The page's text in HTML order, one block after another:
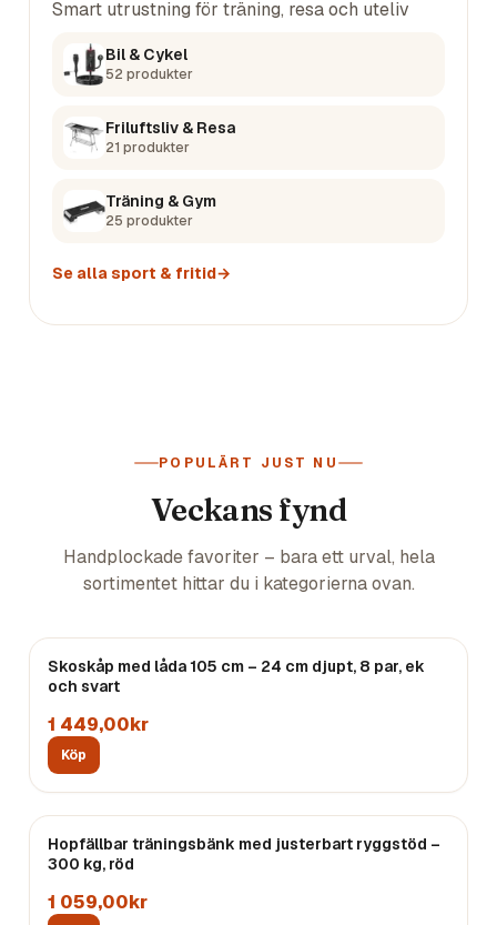
Smart utrustning för träning, resa och uteliv
Bil & Cykel
52 produkter
Friluftsliv & Resa
21 produkter
Träning & Gym
25 produkter
Se allasport & fritid→
POPULÄRT JUST NU
Veckans fynd
Handplockade favoriter – bara ett urval, hela
sortimentet hittar du i kategorierna ovan.
Skoskåp med låda 105 cm – 24 cm djupt, 8 par, ek
och svart
1 449,00kr
Köp
Hopfällbar träningsbänk med justerbart ryggstöd –
300 kg, röd
1 059,00kr